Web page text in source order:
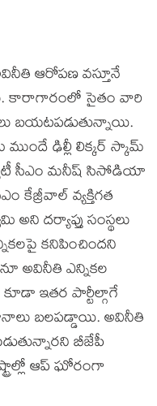
ఆరోపణ వస్తూనే
కారాగారంలో సైతం వారి
బయటపడుతున్నాయి.
ఢిల్లీ లిక్కర్ స్కామ్
సీఎం మనీష్ సిసోడియా
కేజ్రీవాల్ వ్యక్తిగత
దర్యాప్తు సంస్థలు
కనిపించిందని
అవినీతి ఎన్నికల
ఇతర పార్టీల్గాగే
బలపడ్డాయి. అవినీతి
బీజేపీ
ఆప్ ఘోరంగా